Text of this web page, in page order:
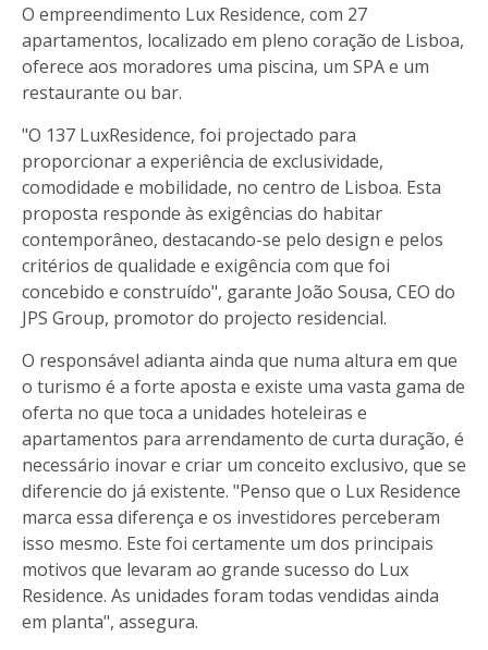
O empreendimento Lux Residence, com 27
apartamentos, localizado em pleno coração de Lisboa,
oferece aos moradores uma piscina, um SPA e um
restaurante ou bar.
"O 137 LuxResidence, foi projectado para
proporcionar a experiência de exclusividade,
comodidade e mobilidade, no centro de Lisboa. Esta
proposta responde às exigências do habitar
contemporâneo, destacando-se pelo design e pelos
critérios de qualidade e exigência com que foi
concebido e construído", garante João Sousa, CEO do
JPS Group, promotor do projecto residencial.
O responsável adianta ainda que numa altura em que
o turismo é a forte aposta e existe uma vasta gama de
oferta no que toca a unidades hoteleiras e
apartamentos para arrendamento de curta duração, é
necessário inovar e criar um conceito exclusivo, que se
diferencie do já existente. "Penso que o Lux Residence
marca essa diferença e os investidores perceberam
isso mesmo. Este foi certamente um dos principais
motivos que levaram ao grande sucesso do Lux
Residence. As unidades foram todas vendidas ainda
em planta", assegura.